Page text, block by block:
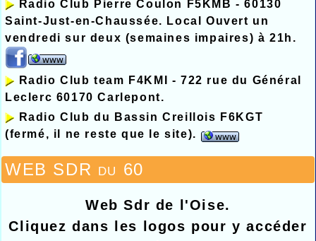
Radio Club Pierre Coulon F5KMB - 60130
Saint-Just-en-Chaussée. Local Ouvert un
vendredi sur deux (semaines impaires) à 21h.
Radio Club team F4KMI - 722 rue du Général
Leclerc 60170 Carlepont.
Radio Club du Bassin Creillois F6KGT
(fermé, il ne reste que le site).
WEB SDR du 60
Web Sdr de l'Oise.
Cliquez dans les logos pour y accéder